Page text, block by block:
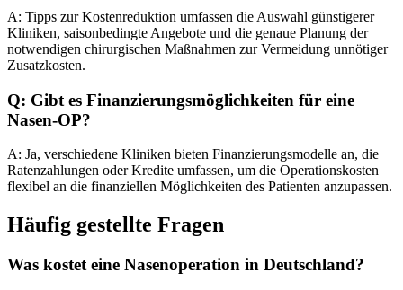
A: Tipps zur Kostenreduktion umfassen die Auswahl günstigerer
Kliniken, saisonbedingte Angebote und die genaue Planung der
notwendigen chirurgischen Maßnahmen zur Vermeidung unnötiger
Zusatzkosten.
Q: Gibt es Finanzierungsmöglichkeiten für eine
Nasen-OP?
A: Ja, verschiedene Kliniken bieten Finanzierungsmodelle an, die
Ratenzahlungen oder Kredite umfassen, um die Operationskosten
flexibel an die finanziellen Möglichkeiten des Patienten anzupassen.
Häufig gestellte Fragen
Was kostet eine Nasenoperation in Deutschland?